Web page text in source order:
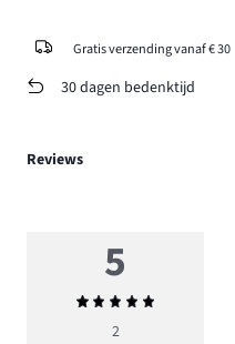
Gratis verzending vanaf € 30
30 dagen bedenktijd
Reviews
5
Gemiddelde
beoordeling
2